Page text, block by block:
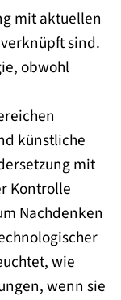
mit aktuellen
sind.
obwohl
künstliche
mit
Kontrolle
Nachdenken
wie
wenn sie